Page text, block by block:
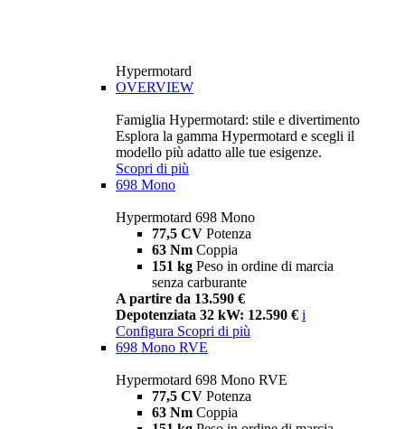
Hypermotard
OVERVIEW
Famiglia Hypermotard: stile e divertimento
Esplora la gamma Hypermotard e scegli il
modello più adatto alle tue esigenze.
Scopri di più
698 Mono
Hypermotard 698 Mono
77,5 CV Potenza
63 Nm Coppia
151 kg Peso in ordine di marcia
senza carburante
A partire da 13.590 €
Depotenziata 32 kW: 12.590 € i
Configura Scopri di più
698 Mono RVE
Hypermotard 698 Mono RVE
77,5 CV Potenza
63 Nm Coppia